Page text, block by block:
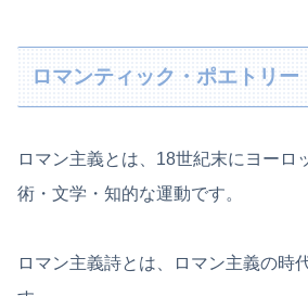
ロマンティック・ポエトリー
ロマン主義とは、18世紀末にヨーロ
術・文学・知的な運動です。
ロマン主義詩とは、ロマン主義の時